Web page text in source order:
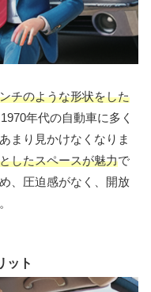
チのような形状をした
年代の自動車に多く
まり見かけなくなりま
したスペースが魅力で
、圧迫感がなく、開放
ット